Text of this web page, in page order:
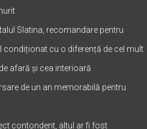
Slatina, recomandare pentru
condiționat cu o diferență de cel mult
afară și cea interioară
de un an memorabilă pentru
contondent, altul ar fi fost